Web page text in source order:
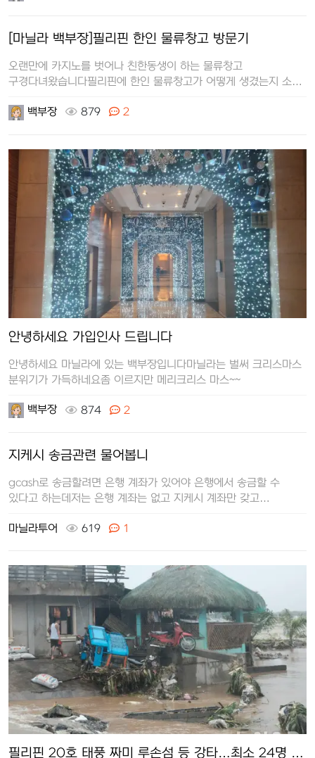
[마닐라 백부장]필리핀 한인 물류창고 방문기
오랜만에 카지노를 벗어나 친한동생이 하는 물류창고
구경다녀왔습니다필리핀에 한인 물류창고가 어떻게 생겼는지 소개
백부장
879 2
안녕하세요 가입인사 드립니다
안녕하세요 마닐라에 있는 백부장입니다마닐라는 벌써 크리스마스
분위기가 가득하네요좀 이르지만 메리크리스 마스~~
백부장 874 2
지케시 송금관련 물어봅니
gcash로 송금할려면 은행 계좌가 있어야 은행에서 송금할 수
있다고 하는데저는 은행 계좌는 없고 지케시 계좌만 갖고
마닐라투어
619 1
필리핀 20호 태풍 짜미 루손섬 등 강타…최소 24명 …